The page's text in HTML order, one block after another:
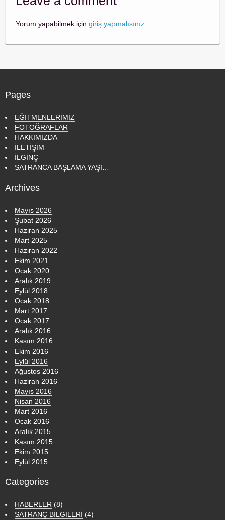
Yorum yapabilmek için giriş yapmalısınız
Pages
EĞİTMENLERİMİZ
FOTOĞRAFLAR
HAKKIMIZDA
İLETİŞİM
İLGİNÇ
SATRANCA BAŞLAMA YAŞI…
Archives
Mayıs 2026
Şubat 2026
Haziran 2025
Mart 2025
Haziran 2022
Ekim 2021
Ocak 2020
Aralık 2019
Eylül 2018
Ocak 2018
Mart 2017
Ocak 2017
Aralık 2016
Kasım 2016
Ekim 2016
Eylül 2016
Ağustos 2016
Haziran 2016
Mayıs 2016
Nisan 2016
Mart 2016
Ocak 2016
Aralık 2015
Kasım 2015
Ekim 2015
Eylül 2015
Categories
HABERLER (8)
SATRANÇ BİLGİLERİ (4)